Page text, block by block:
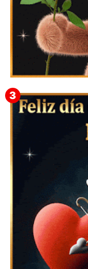
Mensajes Tarjetas